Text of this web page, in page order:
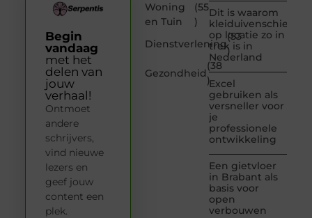
Woning
en Tuin
(55
)
Dienstverlening
(53
)
Gezondheid
(38
)
Dit is waarom
kleiduivenschieten
op locatie zo in
trek is in
Nederland
Excel
gebruiken als
versneller voor
je
professionele
ontwikkeling
Een gietvloer
in Brabant als
basis voor
open
verbouwen
Begin
vandaag
met het
delen van
jouw
verhaal!
Ontmoet
andere
schrijvers,
vind nieuwe
lezers en
geef jouw
content een
plek.